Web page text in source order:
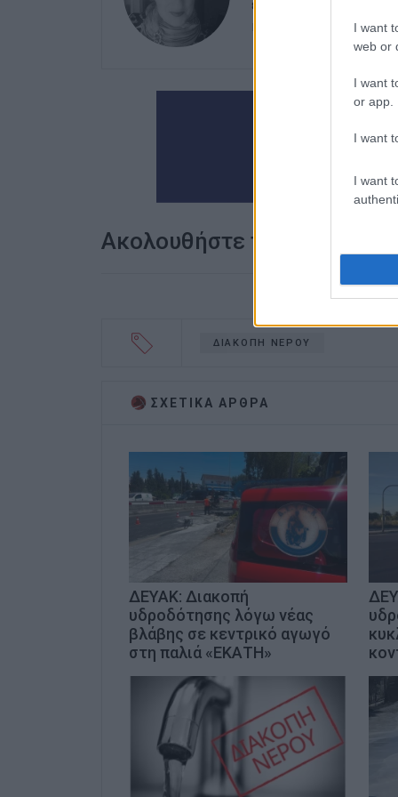
I want
web or
I want
or app.
I want
I want
ευθύνης. Ειδικεύεται
καλλιτεχνικό
Ακολουθήστε το enimerosi
ΔΙΑΚΟΠΗ ΝΕΡΟΥ
ΣΧΕΤΙΚA AΡΘΡΑ
ΔΕΥΑΚ: Διακοπή
υδροδότησης λόγω νέας
βλάβης σε κεντρικό αγωγό
στη παλιά «ΕΚΑΤΗ»